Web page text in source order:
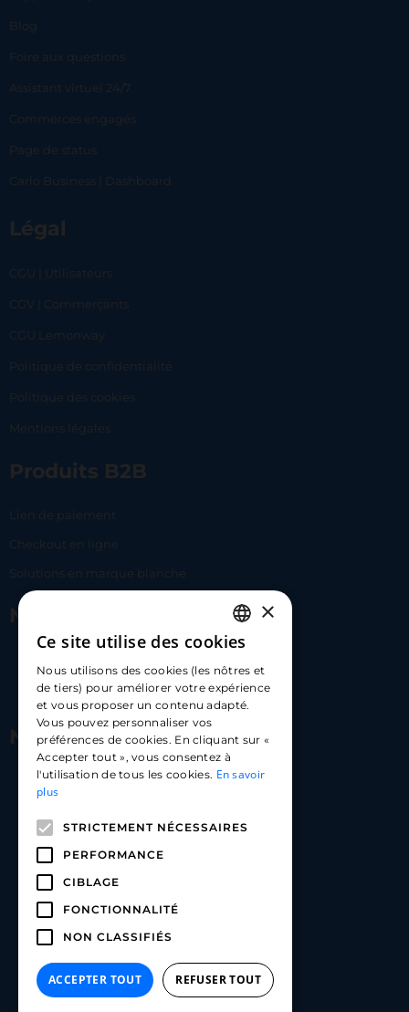
Blog
Foire aux questions
Assistant virtuel 24/7
Commerces engagés
Page de status
Carlo Business | Dashboard
Légal
CGU | Utilisateurs
CGV | Commerçants
CGU Lemonway
Politique de confidentialité
Politique des cookies
Mentions légales
Produits B2B
Lien de paiement
Checkout en ligne
Solutions en marque blanche
Nous contacter
hello@carloapp.com
Nous suivre
Carlo App | Instagram
Carlo App | Linkedin
FRENCH
ENGLISH
SPANISH
×
Ce site utilise des cookies
Nous utilisons des cookies (les nôtres et
de tiers) pour améliorer votre expérience
et vous proposer un contenu adapté.
Vous pouvez personnaliser vos
préférences de cookies. En cliquant sur «
Accepter tout », vous consentez à
l'utilisation de tous les cookies. En savoir
plus
STRICTEMENT NÉCESSAIRES
PERFORMANCE
CIBLAGE
FONCTIONNALITÉ
NON CLASSIFIÉS
ACCEPTER TOUT REFUSER TOUT